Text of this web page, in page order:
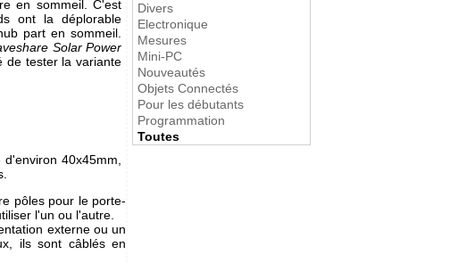
en sommeil. C'est
ont la déplorable
part en sommeil.
Solar Power
de tester la variante
40x45mm,
pôles pour le porte-
l'un ou l'autre.
externe ou un
ils sont câblés en
Divers
Electronique
Mesures
Mini-PC
Nouveautés
Objets Connectés
Pour les débutants
Programmation
Toutes